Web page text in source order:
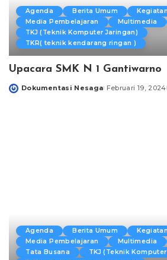
Agenda Berita Umum
Media Pembelajaran
Multimedia
TKJ (Teknik Komputer Jaringan)
TKR( teknik kendarang ringan )
Upacara SMK N 1 Gantiwarno
Posted
Dokumentasi Nesaga Februari 19, 2024
Agenda Berita Umum
Media Pembelajaran
Multimedia
Tata Busana
TKJ (Teknik